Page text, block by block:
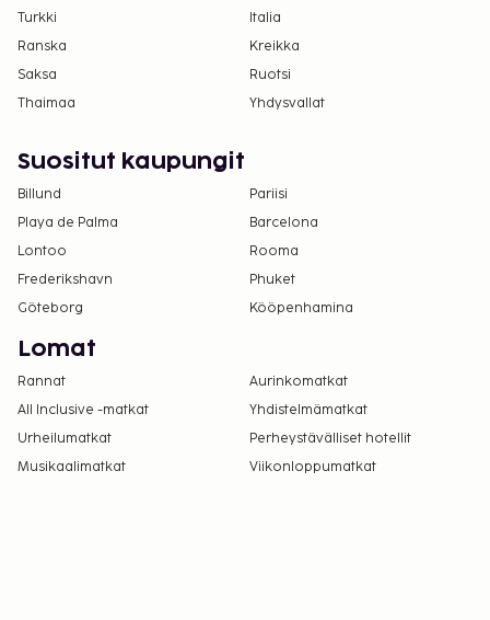
Turkki
Italia
Ranska
Kreikka
Saksa
Ruotsi
Thaimaa
Yhdysvallat
Suositut kaupungit
Billund
Pariisi
Playa de Palma
Barcelona
Lontoo
Rooma
Frederikshavn
Phuket
Göteborg
Kööpenhamina
Lomat
Rannat
Aurinkomatkat
All Inclusive -matkat
Yhdistelmämatkat
Urheilumatkat
Perheystävälliset hotellit
Musikaalimatkat
Viikonloppumatkat